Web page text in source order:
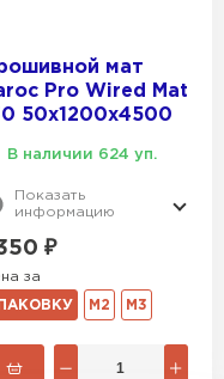
мат
Pro Wired Mat
50х1200х4500
В наличии 624 уп.
Показать
информацию
₽
за
М2 М3